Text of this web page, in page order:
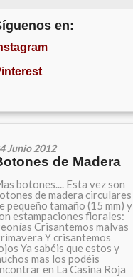
en:
Junio 2012
de Madera
botones.... Esta vez son
de madera circulares
pequeño tamaño (15 mm) y
estampaciones florales:
Crisantemos malvas
Y crisantemos
Ya sabéis que estos y
mas los podéis
en La Casina Roja